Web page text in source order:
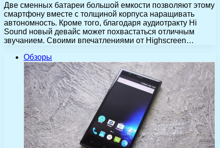
Две сменных батареи большой емкости позволяют этому
смартфону вместе с толщиной корпуса наращивать
автономность. Кроме того, благодаря аудиотракту Hi
Sound новый девайс может похвастаться отличным
звучанием. Своими впечатлениями от Highscreen…
Обзоры